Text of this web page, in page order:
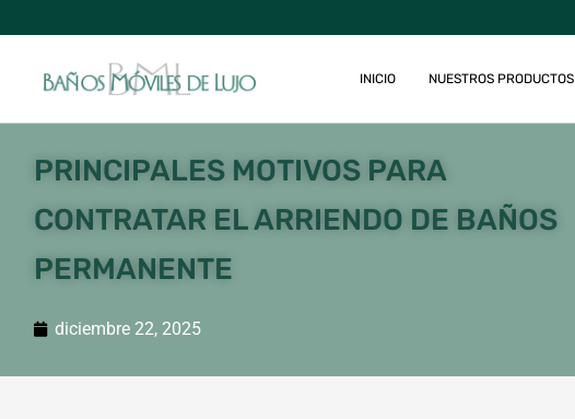
INICIO NUESTROS PRODUCTOS
PRINCIPALES MOTIVOS PARA
CONTRATAR EL ARRIENDO DE BAÑOS
PERMANENTE
diciembre 22, 2025